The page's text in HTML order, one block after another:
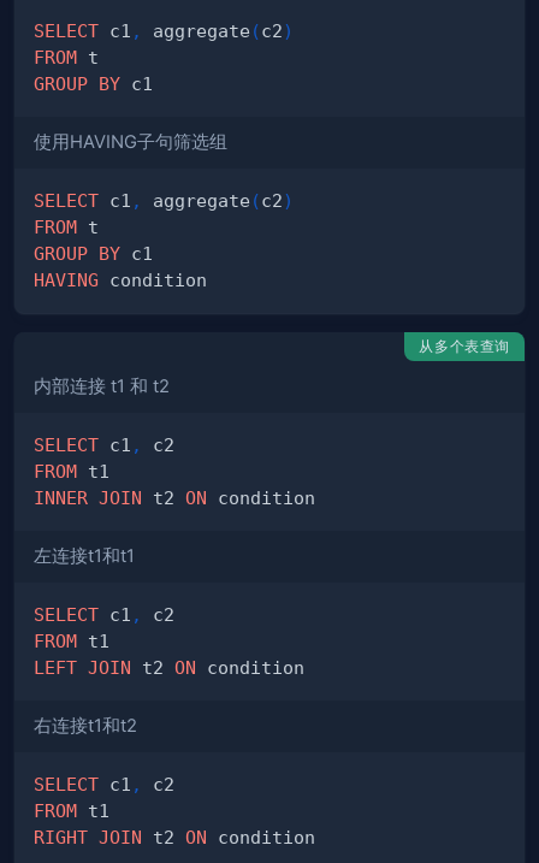
SELECT c1 , aggregate (c2)
FROM
GROUP BY
使用HAVING子句筛选组
SELECT c1 , aggregate (c2)
FROM
GROUP BY
HAVING
从多个表查询
内部连接 t1 和 t2
SELECT c1 ,
FROM
INNER JOIN t2 ON
左连接t1和t1
SELECT c1 ,
FROM
LEFT JOIN t2 ON
右连接t1和t2
SELECT c1 ,
FROM
RIGHT JOIN t2 ON